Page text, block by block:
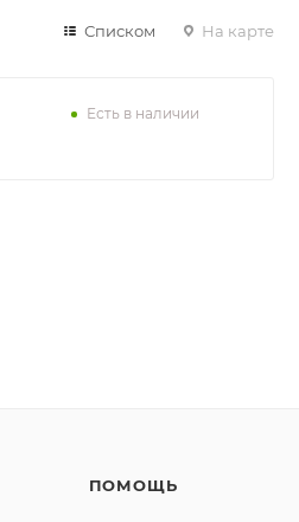
Списком На карте
Есть в наличии
ПОМОЩЬ